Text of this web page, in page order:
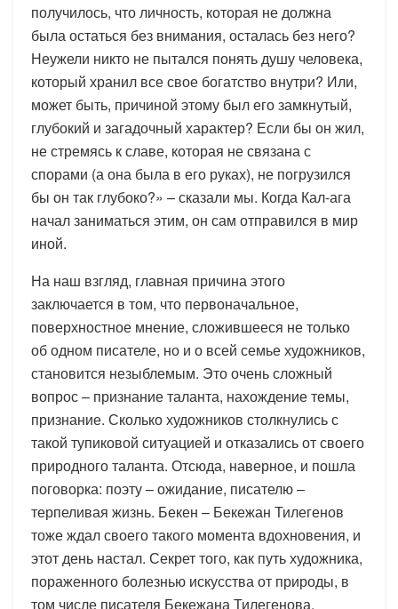
получилось, что личность, которая не должна
была остаться без внимания, осталась без него?
Неужели никто не пытался понять душу человека,
который хранил все свое богатство внутри? Или,
может быть, причиной этому был его замкнутый,
глубокий и загадочный характер? Если бы он жил,
не стремясь к славе, которая не связана с
спорами (а она была в его руках), не погрузился
бы он так глубоко?» – сказали мы. Когда Кал-ага
начал заниматься этим, он сам отправился в мир
иной.
На наш взгляд, главная причина этого
заключается в том, что первоначальное,
поверхностное мнение, сложившееся не только
об одном писателе, но и о всей семье художников,
становится незыблемым. Это очень сложный
вопрос – признание таланта, нахождение темы,
признание. Сколько художников столкнулись с
такой тупиковой ситуацией и отказались от своего
природного таланта. Отсюда, наверное, и пошла
поговорка: поэту – ожидание, писателю –
терпеливая жизнь. Бекен – Бекежан Тилегенов
тоже ждал своего такого момента вдохновения, и
этот день настал. Секрет того, как путь художника,
пораженного болезнью искусства от природы, в
том числе писателя Бекежана Тилегенова,